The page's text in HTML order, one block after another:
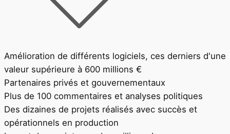
Amélioration de différents logiciels, ces derniers d'une
valeur supérieure à 600 millions €
Partenaires privés et gouvernementaux
Plus de 100 commentaires et analyses politiques
Des dizaines de projets réalisés avec succès et
opérationnels en production